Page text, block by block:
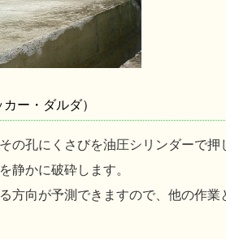
ー・ダルダ）
の孔にくさびを油圧シリンダーで押
静かに破砕します。
方向が予測できますので、他の作業